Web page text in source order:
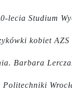
lecia Studium
kobiet
Barbara